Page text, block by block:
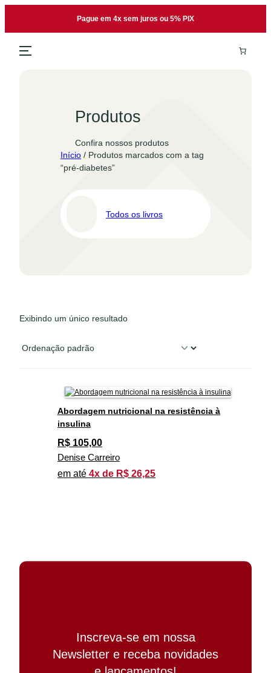
o
Pague em 4x sem juros ou 5% PIX
Produtos
Confira nossos produtos
Início / Produtos marcados com a tag
“pré-diabetes”
Todos os livros
Exibindo um único resultado
Abordagem nutricional na resistência à
insulina
R$ 105,00
Denise Carreiro
em até 4x de R$ 26,25
Inscreva-se em nossa
Newsletter e receba novidades